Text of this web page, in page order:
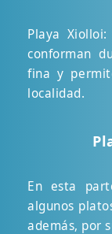
Playa
conforman
fina y
localidad.
En esta
algunos
además, por